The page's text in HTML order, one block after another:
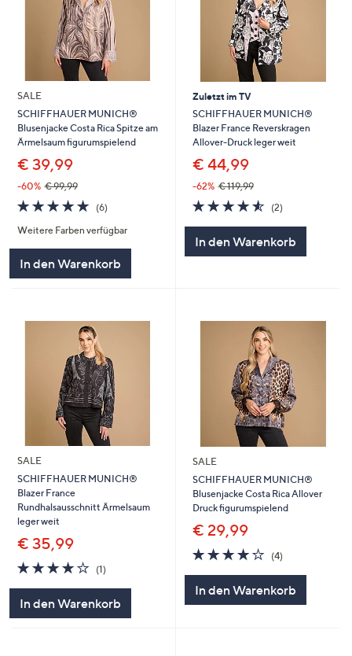
anzuzeigen.
SALE
SCHIFFHAUER MUNICH®
Blusenjacke Costa Rica Spitze am
Ärmelsaum figurumspielend
€ 39,99
-60% € 99,99
5.0
von
5
(6)6
Weitere Farben verfügbar
In den Warenkorb
Zuletzt im TV
SCHIFFHAUER MUNICH®
Blazer France Reverskragen
Allover-Druck leger weit
€ 44,99
-62% € 119,99
4.5
von
(2)2
In den Warenkorb
SALE
SCHIFFHAUER MUNICH®
Blazer France
Rundhalsausschnitt Ärmelsaum
leger weit
€ 35,99
4.0
von
(1)1
In den Warenkorb
SALE
SCHIFFHAUER MUNICH®
Blusenjacke Costa Rica Allover
Druck figurumspielend
€ 29,99
3.8
von
(4)4
In den Warenkorb